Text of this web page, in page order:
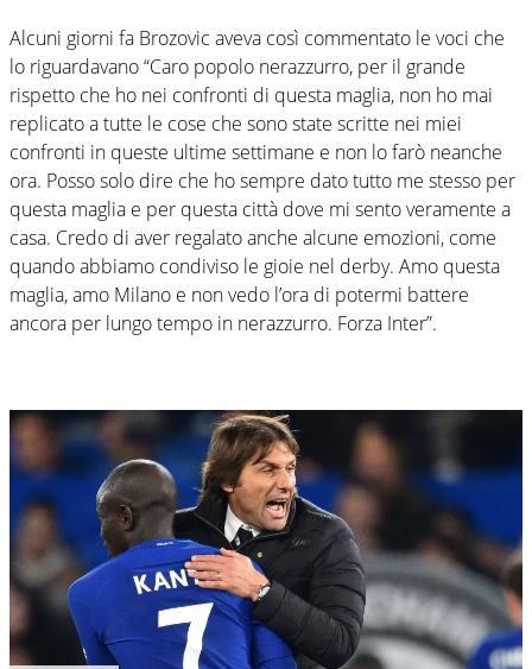
Alcuni giorni fa Brozovic aveva così commentato le voci che
lo riguardavano “Caro popolo nerazzurro, per il grande
rispetto che ho nei confronti di questa maglia, non ho mai
replicato a tutte le cose che sono state scritte nei miei
confronti in queste ultime settimane e non lo farò neanche
ora. Posso solo dire che ho sempre dato tutto me stesso per
questa maglia e per questa città dove mi sento veramente a
casa. Credo di aver regalato anche alcune emozioni, come
quando abbiamo condiviso le gioie nel derby. Amo questa
maglia, amo Milano e non vedo l’ora di potermi battere
ancora per lungo tempo in nerazzurro. Forza Inter”.